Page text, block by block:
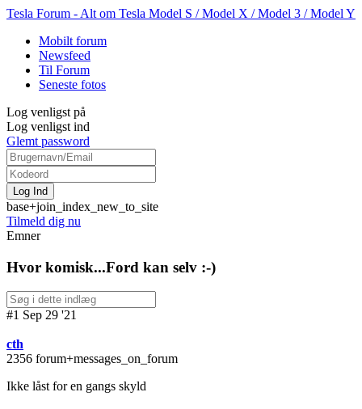
Tesla Forum - Alt om Tesla Model S / Model X / Model 3 / Model Y
Mobilt forum
Newsfeed
Til Forum
Seneste fotos
Log venligst på
Log venligst ind
Glemt password
base+join_index_new_to_site
Tilmeld dig nu
Emner
Hvor komisk...Ford kan selv :-)
#1 Sep 29 '21
cth
2356 forum+messages_on_forum
Ikke låst for en gangs skyld